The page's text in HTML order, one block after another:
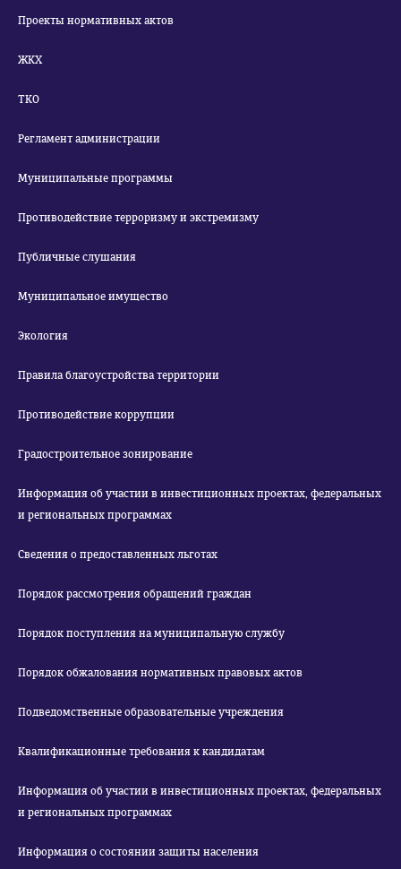
Проекты нормативных актов
ЖКХ
ТКО
Регламент администрации
Муниципальные программы
Противодействие терроризму и экстремизму
Публичные слушания
Муниципальное имущество
Экология
Правила благоустройства территории
Противодействие коррупции
Градостроительное зонирование
Информация об участии в инвестиционных проектах, федеральных
и региональных программах
Сведения о предоставленных льготах
Порядок рассмотрения обращений граждан
Порядок поступления на муниципальную службу
Порядок обжалования нормативных правовых актов
Подведомственные образовательные учреждения
Квалификационные требования к кандидатам
Информация об участии в инвестиционных проектах, федеральных
и региональных программах
Информация о состоянии защиты населения